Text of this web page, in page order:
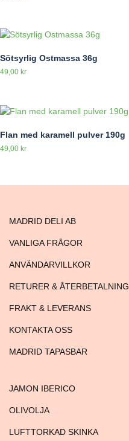
Sötsyrlig Ostmassa 36g
49,00 kr
Flan med karamell pulver 190g
49,00 kr
MADRID DELI AB
VANLIGA FRÅGOR
ANVÄNDARVILLKOR
RETURER & ÅTERBETALNING
FRAKT & LEVERANS
KONTAKTA OSS
MADRID TAPASBAR
JAMON IBERICO
OLIVOLJA
LUFTTORKAD SKINKA